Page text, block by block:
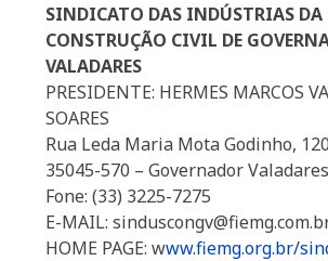
SINDICATO DAS INDÚSTRIAS DA
CONSTRUÇÃO CIVIL DE
VALADARES
PRESIDENTE: HERMES MARCOS
SOARES
Rua Leda Maria Mota Godinho,
35045-570 – Governador
Fone: (33) 3225-7275
E-MAIL:
HOME PAGE: www.fiemg.org.br/